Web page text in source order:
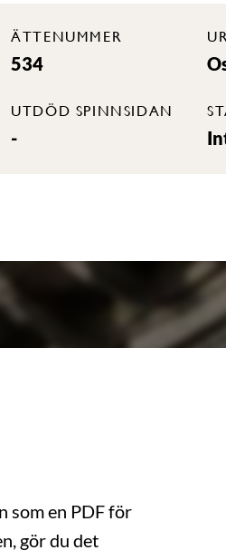
ÄTTENUMMER
534
UTDÖD SPINNSIDAN
-
som en PDF för
gör du det